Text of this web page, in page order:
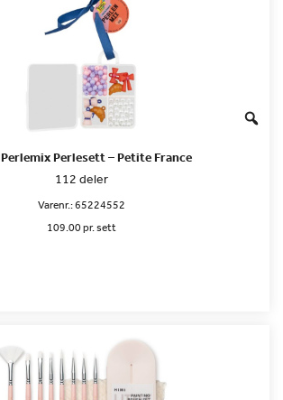
Perlesett – Petite France
112 deler
Varenr.:65224552
109.00 pr. sett